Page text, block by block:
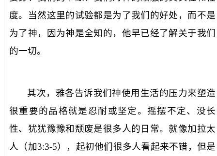
度。当然这里的试验都是为了我们的好处，而不是
为了神，因为神是全知的，他早已经了解关于我们
的一切。
其次，雅各告诉我们神使用生活的压力来塑造
很重要的品格就是忍耐或坚定。摇摆不定、没长
性、犹犹豫豫和颓废是很多人的日常。就像加拉太
人（加3:3-5），起初他们很多人看起来不错，但是